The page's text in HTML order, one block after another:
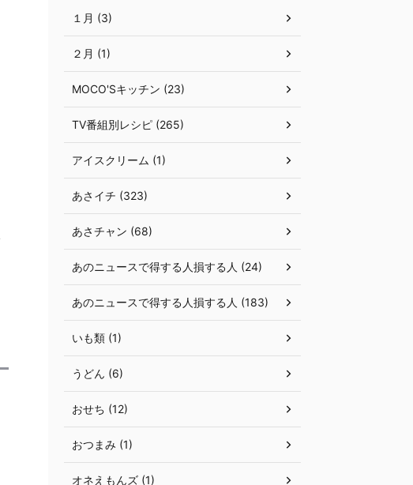
１月 (3)
２月 (1)
MOCO'Sキッチン (23)
TV番組別レシピ (265)
アイスクリーム (1)
あさイチ (323)
あさチャン (68)
あのニュースで得する人損する人 (24)
あのニュースで得する人損する人 (183)
いも類 (1)
うどん (6)
おせち (12)
おつまみ (1)
オネえもんズ (1)